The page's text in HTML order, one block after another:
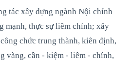
tác xây dựng ngành Nội chính
mạnh, thực sự liêm chính; xây
chức trung thành, kiên định,
vàng, cần - kiệm - liêm - chính,